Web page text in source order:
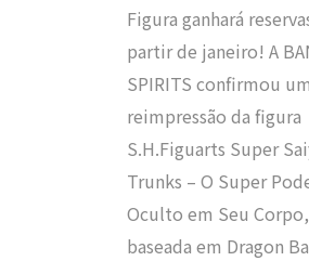
Figura ganhará
partir de janeiro! A
SPIRITS confirmou
reimpressão da figura
S.H.Figuarts Super
Trunks – O Super
Oculto em Seu Corpo,
baseada em Dragon